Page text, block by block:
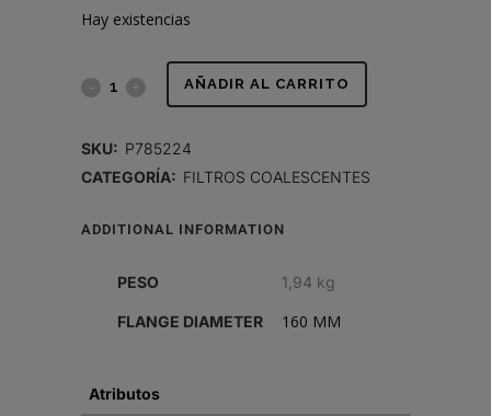
Hay existencias
SEPARADOR AÑADIR AL CARRITO
SKU: P785224
CATEGORÍA: FILTROS COALESCENTES
ADDITIONAL INFORMATION
PESO 1,94 kg
FLANGE DIAMETER 160 MM
Atributos